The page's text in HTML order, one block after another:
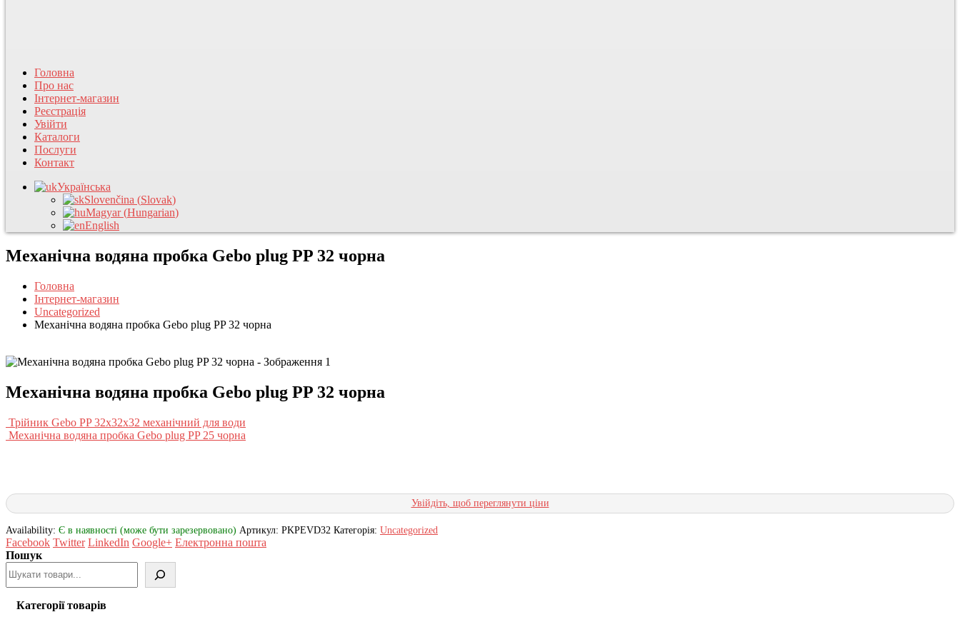
Головна
Про нас
Інтернет-магазин
Реєстрація
Увійти
Каталоги
Послуги
Контакт
Українська
Slovenčina (Slovak)
Magyar (Hungarian)
English
Механічна водяна пробка Gebo plug PP 32 чорна
Головна
Інтернет-магазин
Uncategorized
Механічна водяна пробка Gebo plug PP 32 чорна
Механічна водяна пробка Gebo plug PP 32 чорна
Трійник Gebo PP 32x32x32 механічний для води
Механічна водяна пробка Gebo plug PP 25 чорна
Увійдіть, щоб переглянути ціни
Availability: Є в наявності (може бути зарезервовано) Артикул: PKPEVD32 Категорія: Uncategorized
Facebook Twitter LinkedIn Google+ Електронна пошта
Пошук
Категорії товарів